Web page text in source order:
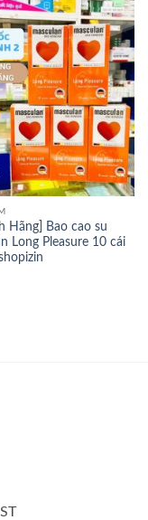
Hãng] Bao cao su
Long Pleasure 10 cái